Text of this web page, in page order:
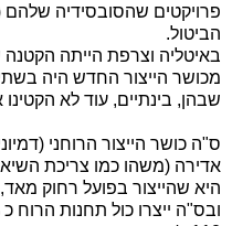
פרויקטים שהסובסידיה שלהם
הביטול.
מכושר הייצור החדש היה
שבהן, בינתיים, עוד לא
אדירה (משהו כמו צריכת
היא שהייצור בפועל רחוק